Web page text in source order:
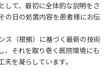
して、最初に全体的な説明をさ
の日の処置内容を患者様にお伝
ス（根拠）に基づく最新の技術
、それを取り巻く医院環境にも
を凝らしています。